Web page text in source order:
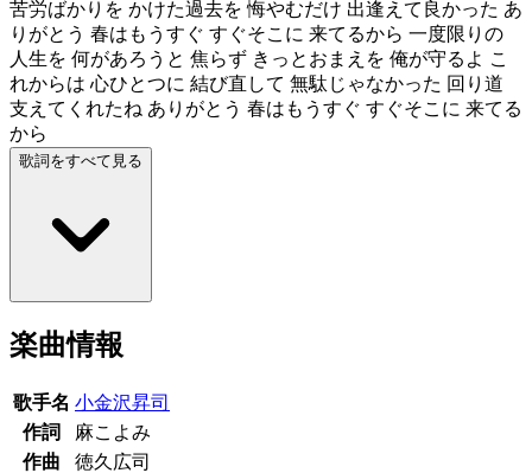
苦労ばかりを かけた過去を 悔やむだけ 出逢えて良かった あ
りがとう 春はもうすぐ すぐそこに 来てるから 一度限りの
人生を 何があろうと 焦らず きっとおまえを 俺が守るよ こ
れからは 心ひとつに 結び直して 無駄じゃなかった 回り道
支えてくれたね ありがとう 春はもうすぐ すぐそこに 来てる
から
歌詞をすべて見る
楽曲情報
歌手名 小金沢昇司
作詞
麻こよみ
作曲
徳久広司